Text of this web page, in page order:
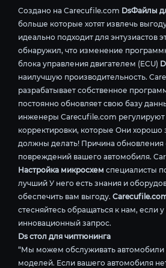
Создано на Carecufile.com DsФайлы
больше которые хотят извлечь
идеально подходит для энтузиастов
обнаружил, что изменение
блока управления двигателем (ECU)
наилучшую производительность.
разрабатывает собственное
постоянно обновляет свою базу
инженеры Carecufile.com
корректировки, которые Они хорошо
должны делать! Причина
повреждений вашего автомобиля.
Настройка микросхем специалисты
лучший У него есть знания и
обеспечить вам выгоду.
стесняйтесь обращаться к нам, если
инновационный запрос.
Ds стол для чиптюнинга
“Мы можем обслуживать автомобили
моделей. Если вашего автомобиля